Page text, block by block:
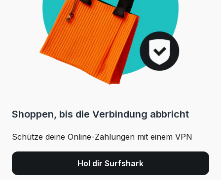
Shoppen, bis die Verbindung abbricht
Schütze deine Online-Zahlungen mit einem VPN
Hol dir Surfshark